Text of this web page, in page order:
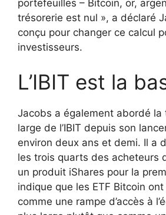
portefeuilles – Bitcoin, or,
trésorerie est nul », a déclaré
conçu pour changer ce calcul
investisseurs.
L’IBIT est la
Jacobs a également abordé la
large de l’IBIT depuis son
environ deux ans et demi. Il a
les trois quarts des acheteurs
un produit iShares pour la
indique que les ETF Bitcoin
comme une rampe d’accès à